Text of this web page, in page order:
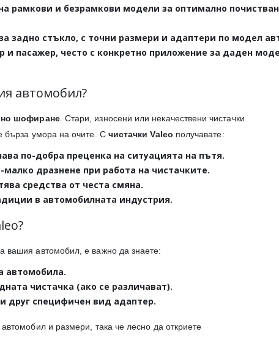
рамкови и безрамкови модели за оптимално
задно стъкло, с точни размери и адаптери по модел
и пасажер, често с конкретно приложение за даден
автомобил?
шофиране. Стари, износени или некачествени чистачки
бърза умора на очите. С чистачки Valeo получавате:
по-добра преценка на ситуацията на пътя.
дразнене при работа на чистачките.
средства от честа смяна.
в автомобилната индустрия.
вашия автомобил, е важно да знаете:
автомобила.
чистачка (ако се различават).
друг специфичен вид адаптер.
и размери, така че лесно да откриете